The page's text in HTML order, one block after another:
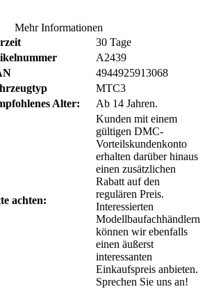
Mehr Informationen
30 Tage
A2439
4944925913068
MTC3
Alter:
Ab 14 Jahren.
achten:
Kunden mit einem
gültigen DMC-
Vorteilskundenkonto
erhalten darüber hinaus
einen zusätzlichen
Rabatt auf den
regulären Preis.
Interessierten
Modellbaufachhändlern
können wir ebenfalls
einen äußerst
interessanten
Einkaufspreis anbieten.
Sprechen Sie uns an!